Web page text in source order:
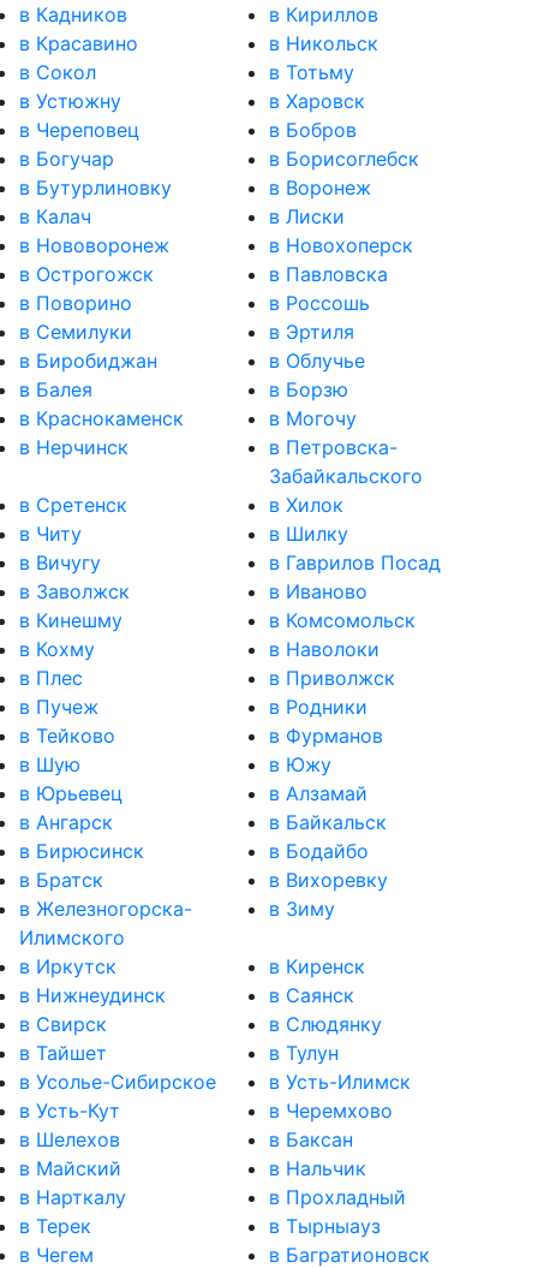
в Кадников
в Кириллов
в Красавино
в Никольск
в Сокол
в Тотьму
в Устюжну
в Харовск
в Череповец
в Бобров
в Богучар
в Борисоглебск
в Бутурлиновку
в Воронеж
в Калач
в Лиски
в Нововоронеж
в Новохоперск
в Острогожск
в Павловска
в Поворино
в Россошь
в Семилуки
в Эртиля
в Биробиджан
в Облучье
в Балея
в Борзю
в Краснокаменск
в Могочу
в Нерчинск
в Петровска-
Забайкальского
в Сретенск
в Хилок
в Читу
в Шилку
в Вичугу
в Гаврилов Посад
в Заволжск
в Иваново
в Кинешму
в Комсомольск
в Кохму
в Наволоки
в Плес
в Приволжск
в Пучеж
в Родники
в Тейково
в Фурманов
в Шую
в Южу
в Юрьевец
в Алзамай
в Ангарск
в Байкальск
в Бирюсинск
в Бодайбо
в Братск
в Вихоревку
в Железногорска-
Илимского
в Зиму
в Иркутск
в Киренск
в Нижнеудинск
в Саянск
в Свирск
в Слюдянку
в Тайшет
в Тулун
в Усолье-Сибирское
в Усть-Илимск
в Усть-Кут
в Черемхово
в Шелехов
в Баксан
в Майский
в Нальчик
в Нарткалу
в Прохладный
в Терек
в Тырныауз
в Чегем
в Багратионовск